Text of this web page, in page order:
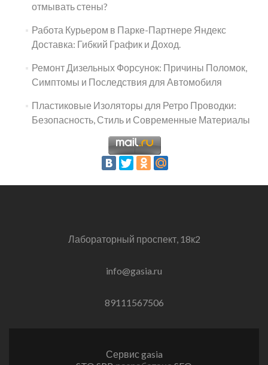
отмывать стены?
Работа Курьером в Парке-Партнере Яндекс
Доставка: Гибкий График и Доход.
Ремонт Дизельных Форсунок: Причины Поломок,
Симптомы и Последствия для Автомобиля
Пластиковые Изоляторы для Ретро Проводки:
Безопасность, Стиль и Современные Материалы
Лабораторный проспект, 18к2
info@gasia.ru
89111567506
Сервис gasia